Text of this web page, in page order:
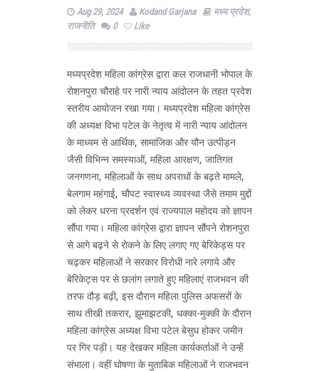
Aug 29, 2024 Kodand Garjana मध्य प्रदेश,
राजनीति
0 Like
मध्यप्रदेश महिला कांग्रेस द्वारा कल राजधानी भोपाल के
रोशनपुरा चौराहे पर नारी न्याय आंदोलन के तहत प्रदेश
स्तरीय आयोजन रखा गया। मध्यप्रदेश महिला कांग्रेस
की अध्यक्ष विभा पटेल के नेतृत्व में नारी न्याय आंदोलन
के माध्यम से आर्थिक, सामाजिक और यौन उत्पीड़न
जैसी विभिन्न समस्याओं, महिला आरक्षण, जातिगत
जनगणना, महिलाओं के साथ अपराधों के बढ़ते मामले,
बेलगाम महंगाई, चौपट स्वास्थ्य व्यवस्था जैसे तमाम मुद्दों
को लेकर धरना प्रदर्शन एवं राज्यपाल महोदय को ज्ञापन
सौंपा गया। महिला कांग्रेस द्वारा ज्ञापन सौंपने रोशनपुरा
से आगे बढ़ने से रोकने के लिए लगाए गए बेरिकेड्स पर
चढ़कर महिलाओं ने सरकार विरोधी नारे लगाये और
बेरिकेट्स पर से छलांग लगाते हुए महिलाएं राजभवन की
तरफ दौड़ बढ़ी, इस दौरान महिला पुलिस अफसरों के
साथ तीखी तकरार, झूमाझटकी, धक्का-मुक्की के दौरान
महिला कांग्रेस अध्यक्ष विभा पटेल बेसुध होकर जमीन
पर गिर पड़ी। यह देखकर महिला कार्यकर्ताओं ने उन्हें
संभाला। वहीं घोषणा के मुताबिक महिलाओं ने राजभवन